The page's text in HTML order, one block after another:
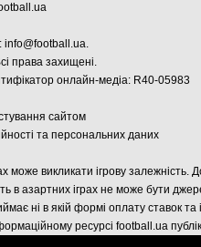
info@football.ua.
права захищені.
онлайн-медіа: R40-05983
сайтом
та персональних даних
викликати ігрову залежність.
в азартних іграх не може бути
ні в якій формі оплату ставок та
ресурсі football.ua